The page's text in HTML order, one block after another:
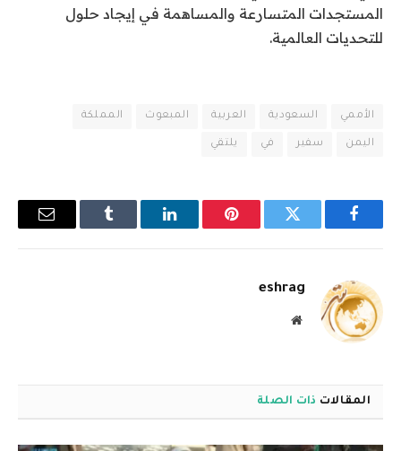
المستجدات المتسارعة والمساهمة في إيجاد حلول
للتحديات العالمية.
الأممي السعودية العربية المبعوث المملكة
اليمن سفير في يلتقي
فيسبوك تويتر بينتيريستلينكدإن Tumblr
البريد
eshrag
موقع
المقالات ذات الصلة